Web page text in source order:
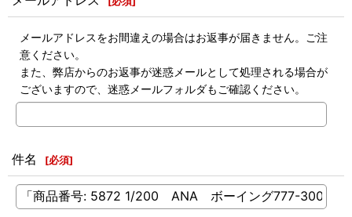
メールアドレスをお間違えの場合はお返事が届きません。ご注
意ください。
また、弊店からのお返事が迷惑メールとして処理される場合が
ございますので、迷惑メールフォルダもご確認ください。
件名 [必須]